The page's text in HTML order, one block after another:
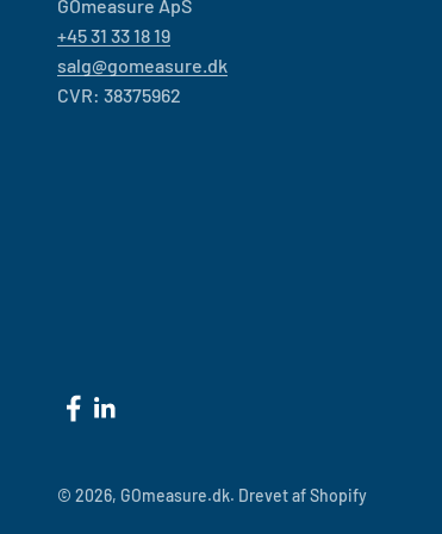
GOmeasure ApS
+45 31 33 18 19
salg@gomeasure.dk
CVR: 38375962
© 2026, GOmeasure.dk. Drevet af Shopify